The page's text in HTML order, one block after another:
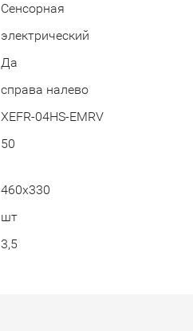
Сенсорная
электрический
Да
справа налево
XEFR-04HS-EMRV
50
460х330
шт
3,5